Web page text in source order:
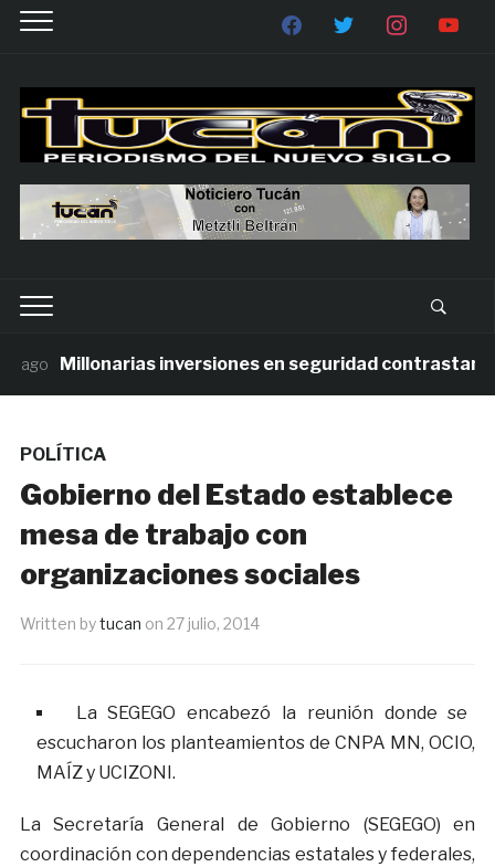
Millonarias inversiones en seguridad contrastan con
POLÍTICA
Gobierno del Estado establece
mesa de trabajo con
organizaciones sociales
Written bytucan on 27 julio, 2014
La SEGEGO encabezó la reunión donde se
escucharon los planteamientos de CNPA MN, OCIO,
MAÍZ y UCIZONI.
La Secretaría General de Gobierno (SEGEGO) en
coordinación con dependencias estatales y federales,